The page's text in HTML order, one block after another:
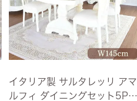
イタリア製 サルタレッリ アマ
ルフィ ダイニングセット5P